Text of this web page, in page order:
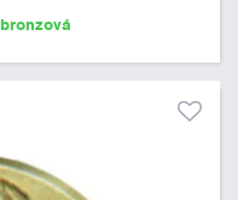
bronzová